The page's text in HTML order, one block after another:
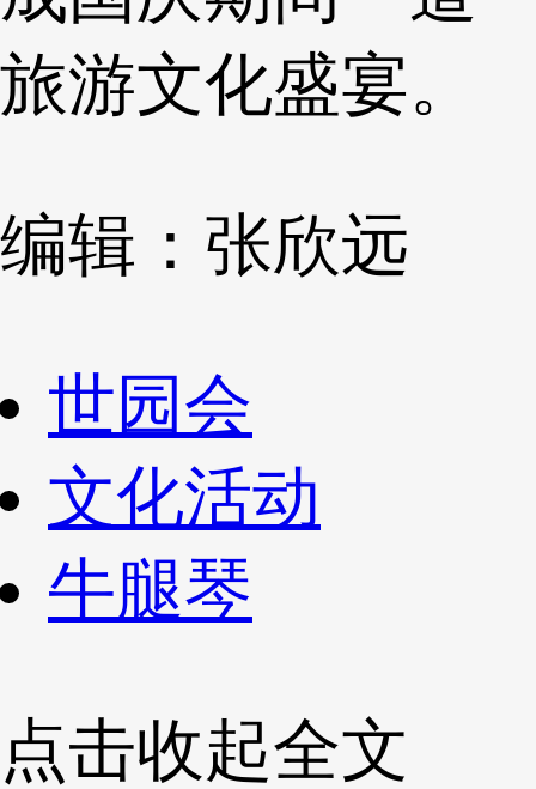
旅游文化盛宴。
编辑：张欣远
世园会
文化活动
牛腿琴
点击收起全文